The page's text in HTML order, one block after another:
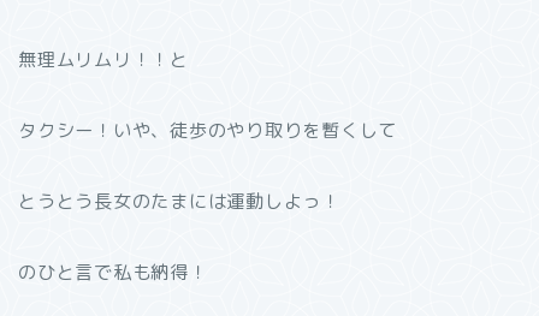
無理ムリムリ！！と
タクシー！いや、徒歩のやり取りを暫くして
とうとう長女のたまには運動しよっ！
のひと言で私も納得！